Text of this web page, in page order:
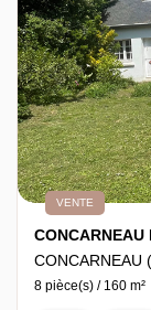
VENTE
CONCARNEAU
CONCARNEAU
8 pièce(s) / 160 m²